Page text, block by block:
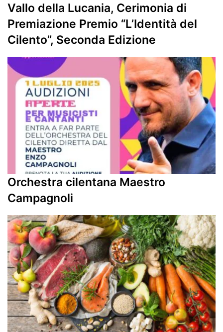
Vallo della Lucania, Cerimonia di
Premiazione Premio “L’Identità del
Cilento”, Seconda Edizione
Orchestra cilentana Maestro
Campagnoli